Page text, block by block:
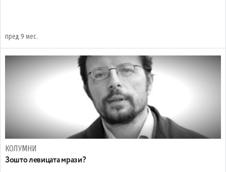
пред 9 мес.
КОЛУМНИ
Зошто левицата мрази?